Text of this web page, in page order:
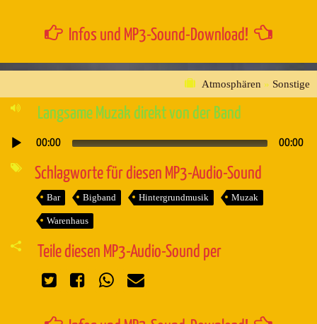
Infos und MP3-Sound-Download!
Atmosphären » Sonstige
Langsame Muzak direkt von der Band
Audio-
00:00 00:00
Schlagworte für diesen MP3-Audio-Sound
Bar Bigband Hintergrundmusik Muzak
Warenhaus
Teile diesen MP3-Audio-Sound per